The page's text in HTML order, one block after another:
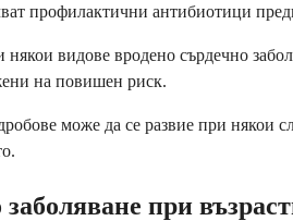
профилактични антибиотици
видове вродено сърдечно
на повишен риск.
може да се развие при някои
при